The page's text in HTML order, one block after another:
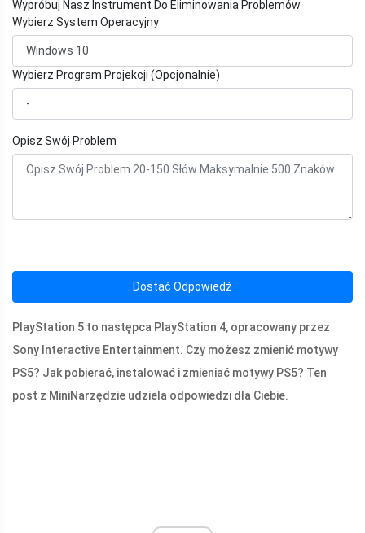
Wypróbuj Nasz Instrument Do Eliminowania Problemów
Wybierz System Operacyjny
Wybierz Program Projekcji (Opcjonalnie)
Opisz Swój Problem
Dostać Odpowiedź
PlayStation 5 to następca PlayStation 4, opracowany przez
Sony Interactive Entertainment. Czy możesz zmienić motywy
PS5? Jak pobierać, instalować i zmieniać motywy PS5? Ten
post z MiniNarzędzie udziela odpowiedzi dla Ciebie.